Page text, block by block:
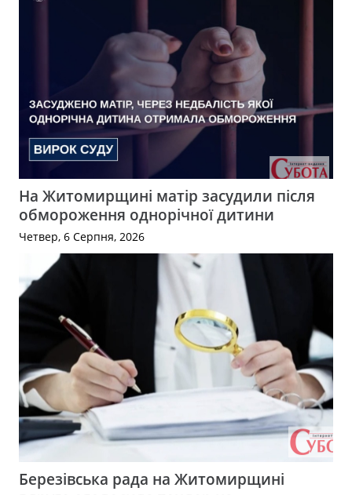
На Житомирщині матір засудили після
обмороження однорічної дитини
Четвер, 6 Серпня, 2026
Березівська рада на Житомирщині